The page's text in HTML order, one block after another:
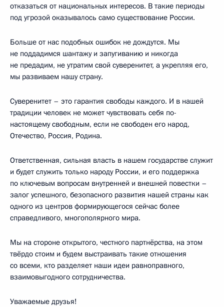
отказаться от национальных интересов. В такие периоды
под угрозой оказывалось само существование России.
Больше от нас подобных ошибок не дождутся. Мы
не поддадимся шантажу и запугиванию и никогда
не предадим, не утратим свой суверенитет, а укрепляя его,
мы развиваем нашу страну.
Суверенитет – это гарантия свободы каждого. И в нашей
традиции человек не может чувствовать себя по-
настоящему свободным, если не свободен его народ,
Отечество, Россия, Родина.
Ответственная, сильная власть в нашем государстве служит
и будет служить только народу России, и его поддержка
по ключевым вопросам внутренней и внешней повестки –
залог успешного, безопасного развития нашей страны как
одного из центров формирующегося сейчас более
справедливого, многополярного мира.
Мы на стороне открытого, честного партнёрства, на этом
твёрдо стоим и будем выстраивать такие отношения
со всеми, кто разделяет наши идеи равноправного,
взаимовыгодного сотрудничества.
Уважаемые друзья!